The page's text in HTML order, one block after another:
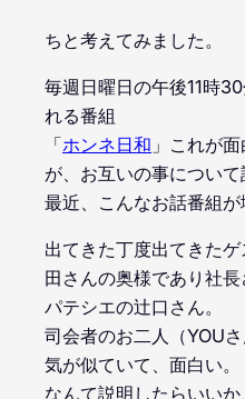
ちと考えてみました。
毎週日曜日の午後11時
れる番組
「ホンネ日和 」これが
が、お互いの事につい
最近、こんなお話番組が
出てきた丁度出てきた
田さんの奥様であり社長
パテシエの辻口さん。
司会者のお二人（YOU
気が似ていて、面白い。
なんて説明したらいい